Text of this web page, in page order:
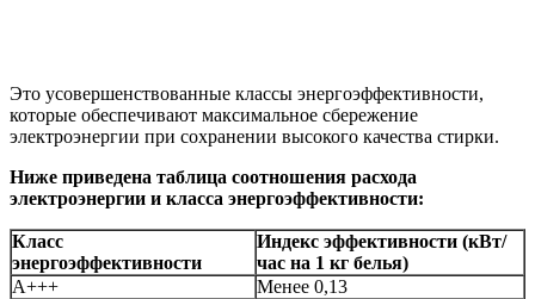
Это усовершенствованные классы энергоэффективности,
которые обеспечивают максимальное сбережение
электроэнергии при сохранении высокого качества стирки.
Ниже приведена таблица соотношения расхода
электроэнергии и класса энергоэффективности:
Класс
энергоэффективности
Индекс эффективности (кВт/
час на 1 кг белья)
А+++
Менее 0,13